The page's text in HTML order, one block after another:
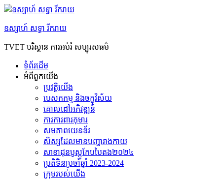
Skip
content
ឧស្សាហ៍ សទ្ធា រីករាយ
TVET បរិស្ថាន ការអប់រំ សប្បុរសធម៌
ទំព័រដើម
អំពី​ពួក​យើង
ប្រវត្តិយើង
បេសកកម្ម និងចក្ខុវិស័យ
គោលដៅអភិវឌ្ឍន៍
ការការពារកុមារ
សមភាព​យេនឌ័រ
សិស្សដែលមានបញ្ហារាងកាយ
សាខាដុនបូស្កូកែបបៃតង២០២៤
ប្រតិទិនប្រចាំឆ្នាំ 2023-2024
ក្រុម​របស់​យើង